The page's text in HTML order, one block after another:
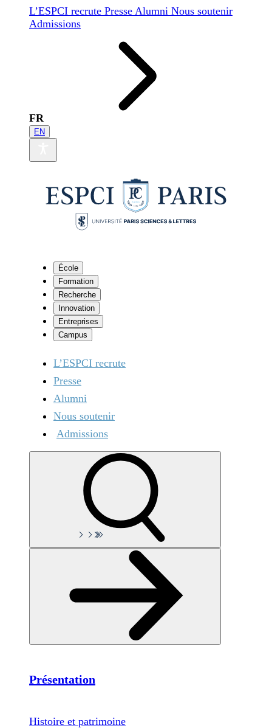
L’ESPCI recrute Presse Alumni Nous soutenir
Admissions
FR
EN
École
Formation
Recherche
Innovation
Entreprises
Campus
L’ESPCI recrute
Presse
Alumni
Nous soutenir
Admissions
Présentation
Histoire et patrimoine